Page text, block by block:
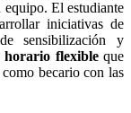
equipo. El estudiante
iniciativas de
sensibilización y
horario flexible que
becario con las